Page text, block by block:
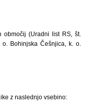
(Uradni list RS, št.
Bohinjska Češnjica, k. o.
z naslednjo vsebino: